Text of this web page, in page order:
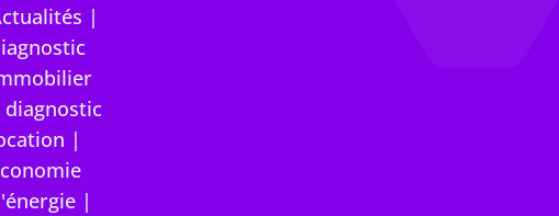
|
diagnostic
|
|